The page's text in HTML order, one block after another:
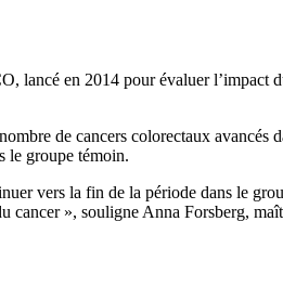
lancé en 2014 pour évaluer
de cancers colorectaux
le groupe témoin.
vers la fin de la période dans le
», souligne Anna Forsberg,